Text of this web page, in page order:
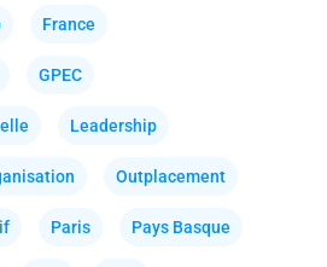
France
GPEC
Leadership
Outplacement
Paris Pays Basque